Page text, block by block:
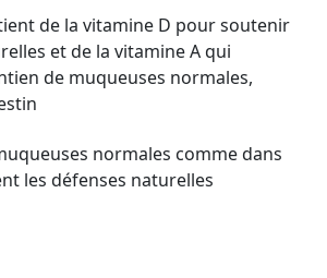
de la vitamine D pour soutenir
et de la vitamine A qui
de muqueuses normales,
normales comme dans
les défenses naturelles